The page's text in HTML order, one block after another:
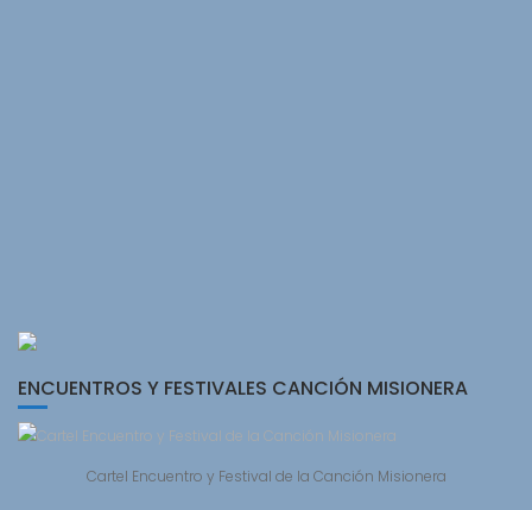
ENCUENTROS Y FESTIVALES CANCIÓN MISIONERA
Cartel Encuentro y Festival de la Canción Misionera